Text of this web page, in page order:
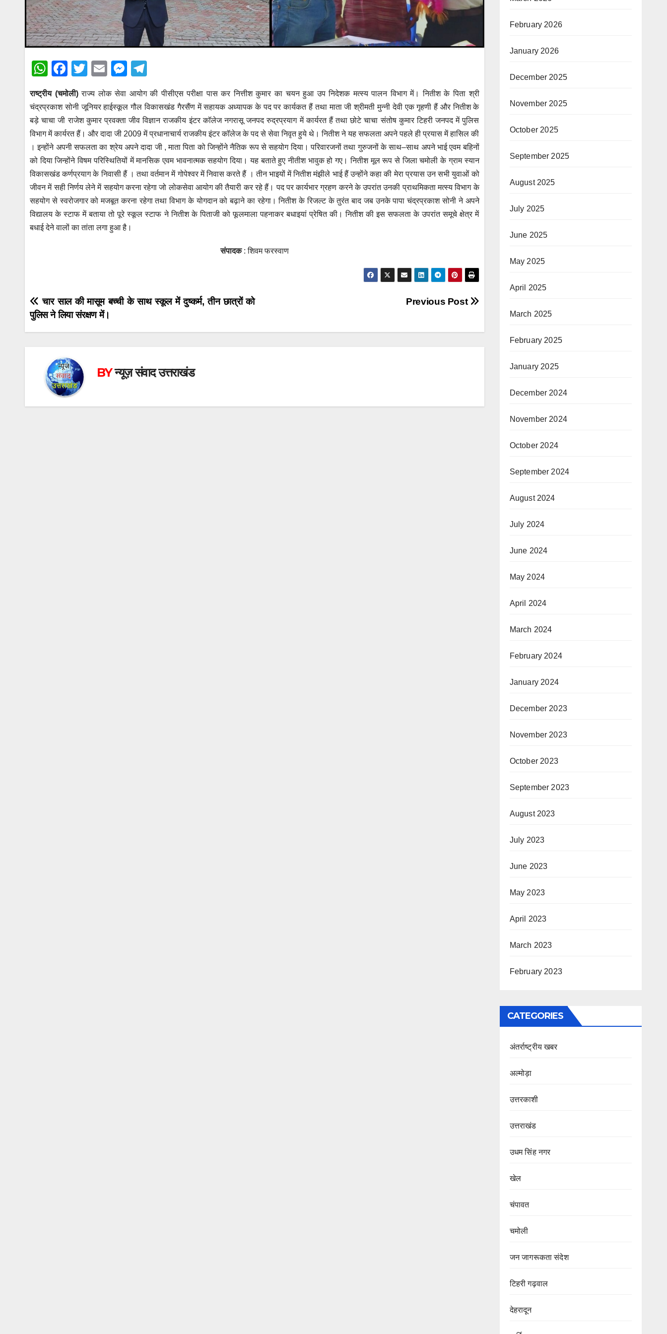
W
at
s
A
p
p
F
a
c
e
b
o
o
k
T
tt
er
E
m
ail
M
ss
e
n
g
er
e
gr
a
m
राष्ट्रीय (चमोली)राज्य लोक सेवा आयोग की पीसीएस परीक्षा पास कर नित्तीश कुमार का चयन हुआ उप निदेशक मत्स्य पालन विभाग में। नितीश के पिता श्री
चंद्रप्रकाश सोनी जूनियर हाईस्कूल गौल विकासखंड गैरसैंण में सहायक अध्यापक के पद पर कार्यकत हैं तथा माता जी श्रीमती मुन्नी देवी एक गृहणी हैं और नितीश के
बड़े चाचा जी राजेश कुमार प्रवक्ता जीव विज्ञान राजकीय इंटर कॉलेज नगरासू जनपद रुद्रप्रयाग में कार्यरत हैं तथा छोटे चाचा संतोष कुमार टिहरी जनपद में पुलिस
विभाग में कार्यरत हैं। और दादा जी 2009 में प्रधानाचार्य राजकीय इंटर कॉलेज के पद से सेवा निवृत हुये थे। नितीश ने यह सफलता अपने पहले ही प्रयास में हासिल की
। इन्होंने अपनी सफलता का श्रेय अपने दादा जी , माता पिता को जिन्होंने नैतिक रूप से सहयोग दिया। परिवारजनों तथा गुरुजनों के साथ–साथ अपने भाई एवम बहिनों
को दिया जिन्होंने विषम परिस्थितियों में मानसिक एवम भावनात्मक सहयोग दिया। यह बताते हुए नीतीश भावुक हो गए। नितीश मूल रूप से जिला चमोली के ग्राम स्यान
विकासखंड कर्णप्रयाग के निवासी हैं । तथा वर्तमान में गोपेश्वर में निवास करते हैं । तीन भाइयों में नितीश मंझीले भाई हैं उन्होंने कहा की मेरा प्रयास उन सभी युवाओं को
जीवन में सही निर्णय लेने में सहयोग करना रहेगा जो लोकसेवा आयोग की तैयारी कर रहे हैं। पद पर कार्यभार ग्रहण करने के उपरांत उनकी प्राथमिकता मत्स्य विभाग के
सहयोग से स्वरोजगार को मजबूत करना रहेगा तथा विभाग के योगदान को बढ़ाने का रहेगा। नितीश के रिजल्ट के तुरंत बाद जब उनके पापा चंद्रप्रकाश सोनी ने अपने
विद्यालय के स्टाफ में बताया तो पूरे स्कूल स्टाफ ने नितीश के पिताजी को फूलमाला पहनाकर बधाइयां प्रेषित की। नितीश की इस सफलता के उपरांत समूचे क्षेत्र में
बधाई देने वालों का तांता लगा हुआ है।
संपादक: शिवम फरस्वाण
Post
navigation
Previous Post
चार साल की मासूम बच्ची के साथ स्कूल में दुष्कर्म, तीन छात्रों को
पुलिस ने लिया संरक्षण में।
BYन्यूज़ संवाद उत्तराखंड
February 2026
January 2026
December 2025
November 2025
October 2025
September 2025
August 2025
July 2025
June 2025
May 2025
April 2025
March 2025
February 2025
January 2025
December 2024
November 2024
October 2024
September 2024
August 2024
July 2024
June 2024
May 2024
April 2024
March 2024
February 2024
January 2024
December 2023
November 2023
October 2023
September 2023
August 2023
July 2023
June 2023
May 2023
April 2023
March 2023
February 2023
CATEGORIES
अंतर्राष्ट्रीय खबर
अल्मोड़ा
उत्तरकाशी
उत्तराखंड
उधम सिंह नगर
खेल
चंपावत
चमोली
जन जागरूकता संदेश
टिहरी गढ़वाल
देहरादून